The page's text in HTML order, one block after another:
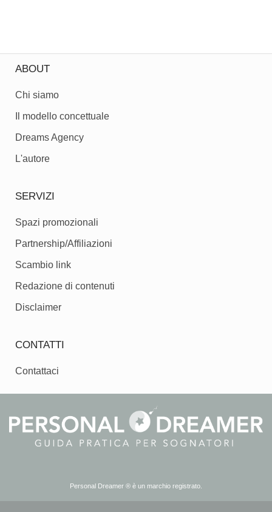
ABOUT
Chi siamo
Il modello concettuale
Dreams Agency
L'autore
SERVIZI
Spazi promozionali
Partnership/Affiliazioni
Scambio link
Redazione di contenuti
Disclaimer
CONTATTI
Contattaci
Personal Dreamer ® è un marchio registrato.